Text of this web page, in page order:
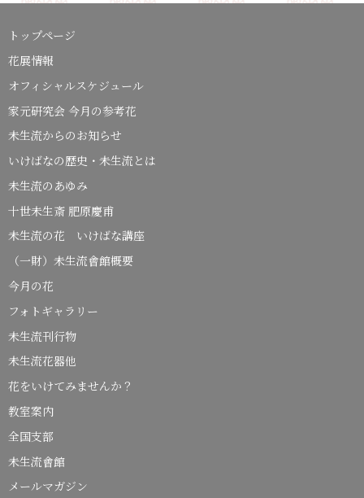
トップページ
花展情報
オフィシャルスケジュール
家元研究会 今月の参考花
未生流からのお知らせ
いけばなの歴史・未生流とは
未生流のあゆみ
十世未生斎 肥原慶甫
未生流の花 いけばな講座
（一財）未生流會館概要
今月の花
フォトギャラリー
未生流刊行物
未生流花器他
花をいけてみませんか？
教室案内
全国支部
未生流會館
メールマガジン